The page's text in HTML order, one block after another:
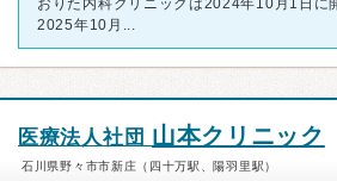
おりた内科クリニックは2024年10月1日に
2025年10月...
医療法人社団 山本クリニック
石川県野々市市新庄（四十万駅、陽羽里駅）